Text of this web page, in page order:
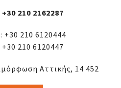
+30 210 2162287
+30 210 6120444
+30 210 6120447
Αττικής, 14 452